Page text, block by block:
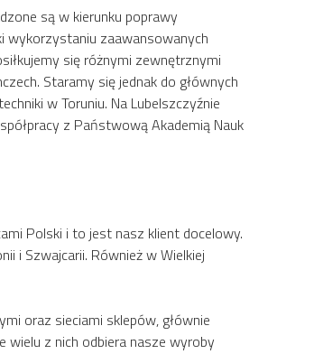
są w kierunku poprawy
wykorzystaniu zaawansowanych
się różnymi zewnętrznymi
Staramy się jednak do głównych
w Toruniu. Na Lubelszczyźnie
z Państwową Akademią Nauk
Polski i to jest nasz klient docelowy.
i Szwajcarii. Również w Wielkiej
oraz sieciami sklepów, głównie
wielu z nich odbiera nasze wyroby